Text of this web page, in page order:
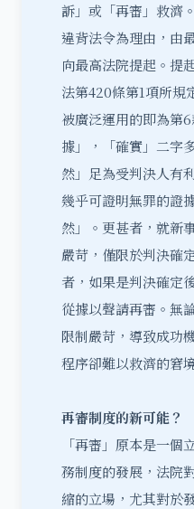
訴」或「再審 」救濟
違背法令為理由，由
向最高法院提起。提
法第420條第1項所規
被廣泛運用的即為第
據」，「確實」二字
然」足為受判決人有
幾乎可證明無罪的證
然」。更甚者，就新
嚴苛，僅限於判決確
者，如果是判決確定
從據以聲請再審。無
限制嚴苛，導致成功
程序卻難以救濟的窘
再審制度的新可能？
「再審」原本是一個
務制度的發展，法院
縮的立場，尤其對於